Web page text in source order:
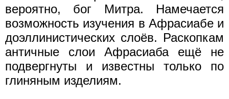
вероятно, бог Митра. Намечается
возможность изучения в Афрасиабе и
доэллинистических слоёв. Раскопкам
античные слои Афрасиаба ещё не
подвергнуты и известны только по
глиняным изделиям.